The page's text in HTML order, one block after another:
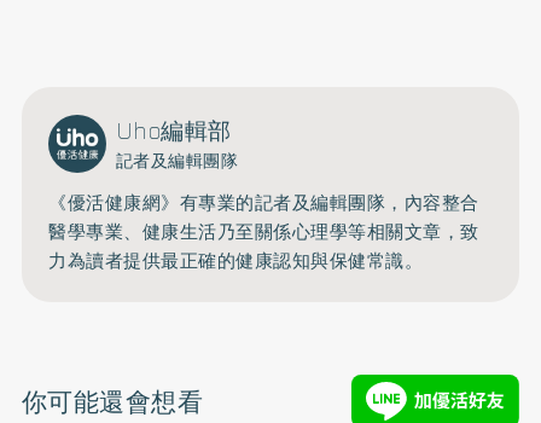
Uho編輯部
記者及編輯團隊
《優活健康網》有專業的記者及編輯團隊，內容整合
醫學專業、健康生活乃至關係心理學等相關文章，致
力為讀者提供最正確的健康認知與保健常識。
你可能還會想看